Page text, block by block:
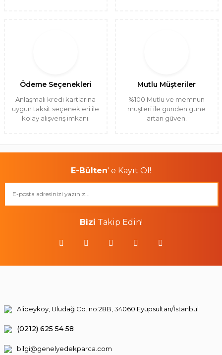
Ödeme Seçenekleri
Anlaşmalı kredi kartlarına
uygun taksit seçenekleri ile
kolay alışveriş imkanı.
Mutlu Müşteriler
%100 Mutlu ve memnun
müşteri ile günden güne
artan güven.
E-Bülten' e Kayıt Ol!
Bizi Takip Edin!
Alibeyköy, Uludağ Cd. no:28B, 34060 Eyüpsultan/İstanbul
(0212) 625 54 58
bilgi@genelyedekparca.com